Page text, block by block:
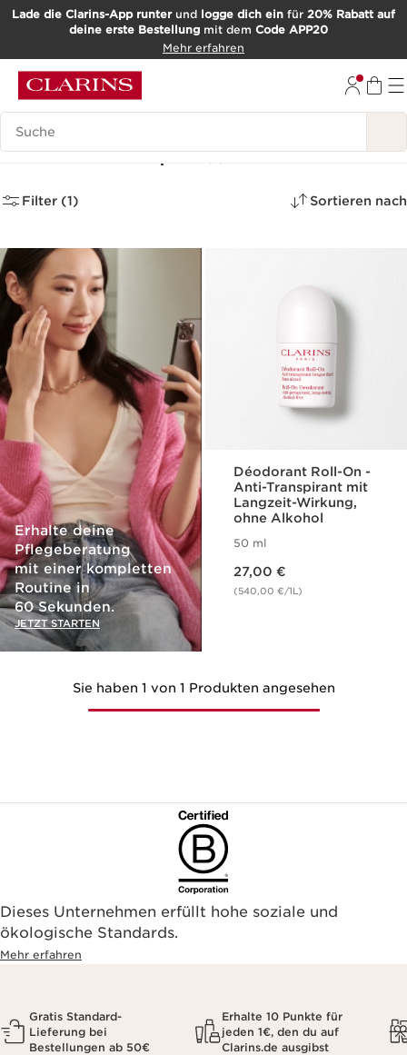
WEITER ZUM INHALT
Lade die Clarins-App runterund logge dich ein für 20% Rabatt auf
deine erste Bestellungmit dem Code APP20
Mehr erfahren
Such-Historie
Bestseller Körper (1)
Filter (1) Sortieren nach
Erhalte deine
Pflegeberatung
mit einer kompletten
Routine in
60 Sekunden.
JETZT STARTEN
Déodorant Roll-On -
Anti-Transpirant mit
Langzeit-Wirkung,
ohne Alkohol
50 ml
27,00 €
(540,00 €/1L)
Sie haben 1 von 1 Produkten angesehen
Dieses Unternehmen erfüllt hohe soziale und
ökologische Standards.
Mehr erfahren
Gratis Standard-
Lieferung bei
Bestellungen ab 50€
Erhalte 10 Punkte für
jeden 1€, den du auf
Clarins.de ausgibst